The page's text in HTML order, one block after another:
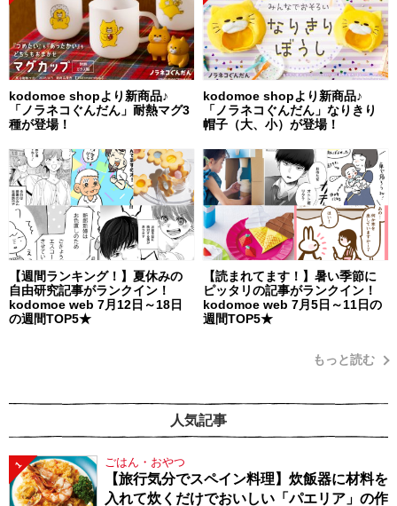
kodomoe shopより新商品♪
「ノラネコぐんだん」耐熱マグ3
種が登場！
kodomoe shopより新商品♪
「ノラネコぐんだん」なりきり
帽子（大、小）が登場！
【週間ランキング！】夏休みの
自由研究記事がランクイン！
kodomoe web 7月12日～18日
の週間TOP5★
【読まれてます！】暑い季節に
ピッタリの記事がランクイン！
kodomoe web 7月5日～11日の
週間TOP5★
もっと読む
人気記事
1 ごはん・おやつ
【旅行気分でスペイン料理】炊飯器に材料を
入れて炊くだけでおいしい「パエリア」の作